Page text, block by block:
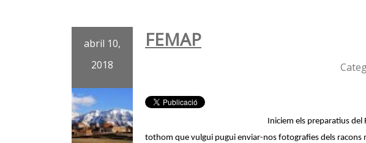
abril 10,
2018
FEMAP
Iniciem els preparatius del
tothom que vulgui pugui enviar-nos fotografies dels racons